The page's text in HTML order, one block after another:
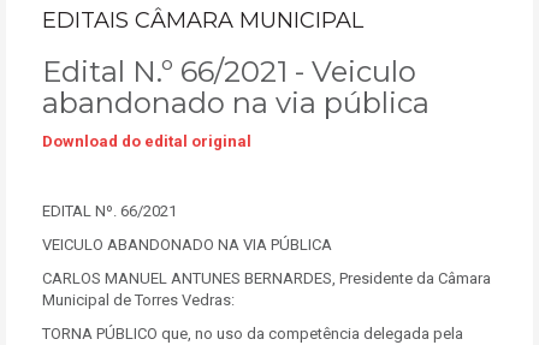
EDITAIS CÂMARA MUNICIPAL
Edital N.º 66/2021 - Veiculo
abandonado na via pública
Download do edital original
EDITAL Nº. 66/2021
VEICULO ABANDONADO NA VIA PÚBLICA
CARLOS MANUEL ANTUNES BERNARDES, Presidente da Câmara
Municipal de Torres Vedras:
TORNA PÚBLICO que, no uso da competência delegada pela